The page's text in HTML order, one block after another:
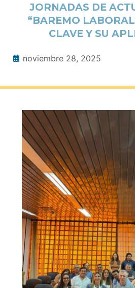
JORNADAS DE
“BAREMO
CLAVE Y SU
noviembre 28, 2025